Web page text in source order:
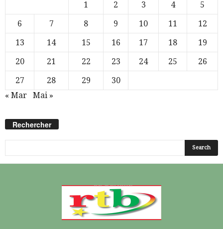
1 2 3 4
5
6
7 8 9 10 11
12
13
14 15 16 17 18
19
20
21 22 23 24 25
26
27
28 29
30
« Mar
Mai »
Rechercher